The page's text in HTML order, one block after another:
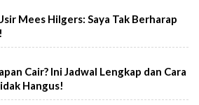
Mees Hilgers: Saya Tak Berharap
Cair? Ini Jadwal Lengkap dan Cara
Hangus!